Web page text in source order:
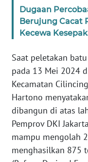
Dugaan
Berujung Cacat
Kecewa
Saat peletakan
pada 13 Mei 2024
Kecamatan
Hartono
dibangun di atas
Pemprov DKI
mampu mengolah
menghasilkan 875
JAMBI
WN
WN
SULTENG
WN
SULBAR